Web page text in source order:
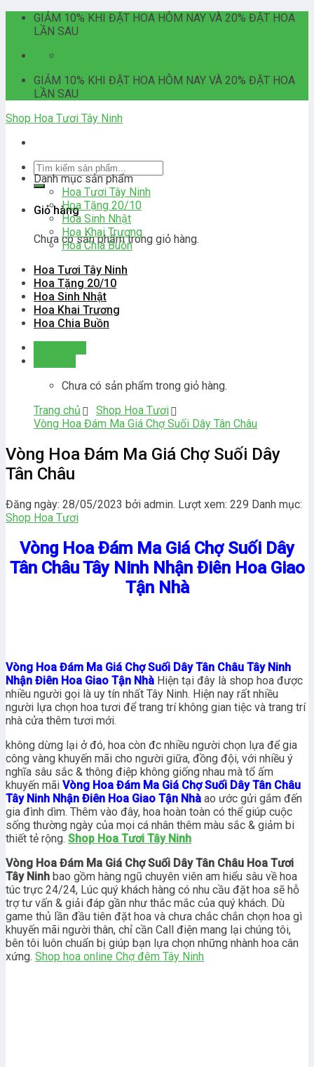
Skip
GIẢM 10% KHI ĐẶT HOA HÔM NAY VÀ 20% ĐẶT HOA
LẦN SAU
GIẢM 10% KHI ĐẶT HOA HÔM NAY VÀ 20% ĐẶT HOA
LẦN SAU
Shop Hoa Tươi Tây Ninh
Tìm
kiếm:
Giỏ hàng
Chưa có sản phẩm trong giỏ hàng.
Danh mục sản phẩm
Hoa Tươi Tây Ninh
Hoa Tặng 20/10
Hoa Sinh Nhật
Hoa Khai Trương
Hoa Chia Buồn
Hoa Tươi Tây Ninh
Hoa Tặng 20/10
Hoa Sinh Nhật
Hoa Khai Trương
Hoa Chia Buồn
Chưa có sản phẩm trong giỏ hàng.
Trang chủ
Shop Hoa Tươi
Vòng Hoa Đám Ma Giá Chợ Suối Dây Tân Châu
Vòng Hoa Đám Ma Giá Chợ Suối Dây
Tân Châu
Đăng ngày: 28/05/2023 bởi admin. Lượt xem: 229 Danh mục:
Shop Hoa Tươi
Vòng Hoa Đám Ma Giá Chợ Suối Dây
Tân Châu Tây Ninh Nhận Điên Hoa Giao
Tận Nhà
Vòng Hoa Đám Ma Giá Chợ Suối Dây Tân Châu Tây Ninh
Nhận Điên Hoa Giao Tận Nhà Hiện tại đây là shop hoa được
nhiều người gọi là uy tín nhất Tây Ninh. Hiện nay rất nhiều
người lựa chọn hoa tươi để trang trí không gian tiệc và trang trí
nhà cửa thêm tươi mới.
không dừng lại ở đó, hoa còn đc nhiều người chọn lựa để gia
công vàng khuyến mãi cho người giữa, đồng đội, với nhiều ý
nghĩa sâu sắc & thông điệp không giống nhau mà tổ ấm
khuyến mãi Vòng Hoa Đám Ma Giá Chợ Suối Dây Tân Châu
Tây Ninh Nhận Điên Hoa Giao Tận Nhà ao ước gửi gắm đến
gia đình dìm. Thêm vào đây, hoa hoàn toàn có thể giúp cuộc
sống thường ngày của mọi cá nhân thêm màu sắc & giảm bi
thiết tẻ rộng. Shop Hoa Tươi Tây Ninh
Vòng Hoa Đám Ma Giá Chợ Suối Dây Tân Châu Hoa Tươi
Tây Ninh bao gồm hàng ngũ chuyên viên am hiểu sâu về hoa
túc trực 24/24, Lúc quý khách hàng có nhu cầu đặt hoa sẽ hỗ
trợ tư vấn & giải đáp gần như thắc mắc của quý khách. Dù
game thủ lần đầu tiên đặt hoa và chưa chắc chắn chọn hoa gì
khuyến mãi người thân, chỉ cần Call điện mang lại chúng tôi,
bên tôi luôn chuẩn bị giúp bạn lựa chọn những nhành hoa cân
xứng. Shop hoa online Chợ đêm Tây Ninh